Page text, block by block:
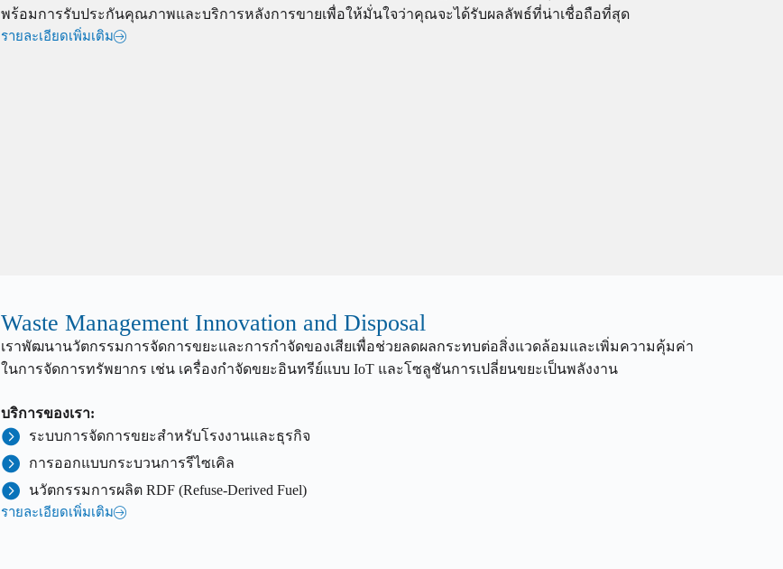
พร้อมการรับประกันคุณภาพและบริการหลังการขายเพื่อให้มั่นใจว่าคุณจะได้รับผลลัพธ์ที่น่าเชื่อถือที่สุด
รายละเอียดเพิ่มเติม
Waste Management Innovation and Disposal
เราพัฒนานวัตกรรมการจัดการขยะและการกำจัดของเสียเพื่อช่วยลดผลกระทบต่อสิ่งแวดล้อมและเพิ่มความคุ้มค่า
ในการจัดการทรัพยากร เช่น เครื่องกำจัดขยะอินทรีย์แบบ IoT และโซลูชันการเปลี่ยนขยะเป็นพลังงาน
บริการของเรา:
ระบบการจัดการขยะสำหรับโรงงานและธุรกิจ
การออกแบบกระบวนการรีไซเคิล
นวัตกรรมการผลิต RDF (Refuse-Derived Fuel)
รายละเอียดเพิ่มเติม